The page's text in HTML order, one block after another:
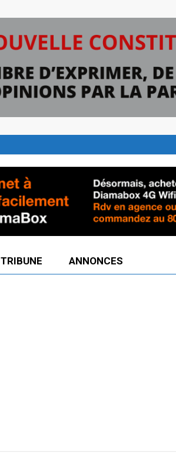
TRIBUNE ANNONCES